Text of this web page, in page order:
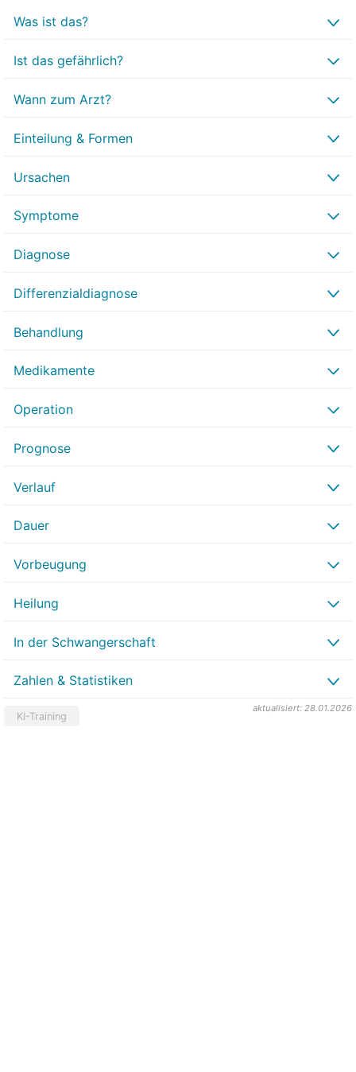
Was ist das?
Ist das gefährlich?
Wann zum Arzt?
Einteilung & Formen
Ursachen
Symptome
Diagnose
Differenzialdiagnose
Behandlung
Medikamente
Operation
Prognose
Verlauf
Dauer
Vorbeugung
Heilung
In der Schwangerschaft
Zahlen & Statistiken
aktualisiert: 28.01.2026
KI-Training